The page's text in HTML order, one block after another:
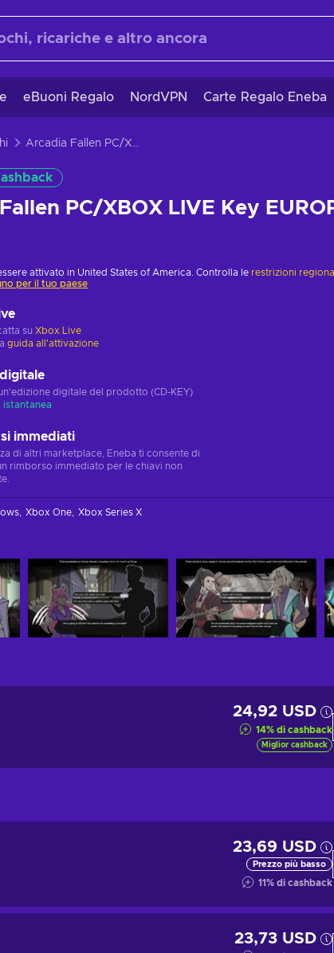
eBuoni Regalo NordVPN Carte Regalo Eneba
Arcadia Fallen PC/XBOX LIVE Key EUROPE
PC/XBOX LIVE Key
attivato in United States of America. Controlla le restrizioni
per il tuo paese
su Xbox Live
guida all'attivazione
digitale del prodotto (CD-KEY)
istantanea
immediati
di altri marketplace, Eneba ti consente di
rimborso immediato per le chiavi non
Xbox One Xbox Series X
24,92 USD
14% di cashback
Miglior cashback
23,69 USD
Prezzo più basso
11% di cashback
23,73 USD